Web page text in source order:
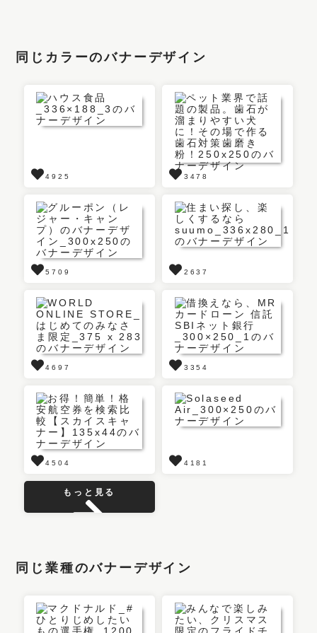
同じカラーのバナーデザイン
4925 3478
5709 2637
4697 3354
4504 4181
もっと見る
同じ業種のバナーデザイン